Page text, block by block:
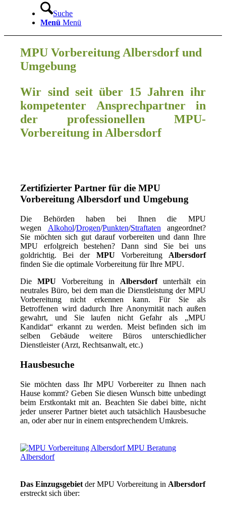
Suche
Menü Menü
MPU Vorbereitung Albersdorf und
Umgebung
Wir sind seit über 15 Jahren ihr
kompetenter Ansprechpartner in
der professionellen MPU-
Vorbereitung in Albersdorf
Zertifizierter Partner für die MPU
Vorbereitung Albersdorf und Umgebung
Die Behörden haben bei Ihnen die MPU
wegen Alkohol/Drogen/Punkten/Straftaten angeordnet?
Sie möchten sich gut darauf vorbereiten und dann Ihre
MPU erfolgreich bestehen? Dann sind Sie bei uns
goldrichtig. Bei der MPU Vorbereitung Albersdorf
finden Sie die optimale Vorbereitung für Ihre MPU.
DieMPU Vorbereitung in Albersdorfunterhält ein
neutrales Büro, bei dem man die Dienstleistung der MPU
Vorbereitung nicht erkennen kann. Für Sie als
Betroffenen wird dadurch Ihre Anonymität nach außen
gewahrt, und Sie laufen nicht Gefahr als „MPU
Kandidat“ erkannt zu werden. Meist befinden sich im
selben Gebäude weitere Büros unterschiedlicher
Dienstleister (Arzt, Rechtsanwalt, etc.)
Hausbesuche
Sie möchten dass Ihr MPU Vorbereiter zu Ihnen nach
Hause kommt? Geben Sie diesen Wunsch bitte unbedingt
beim Erstkontakt mit an. Beachten Sie dabei bitte, nicht
jeder unserer Partner bietet auch tatsächlich Hausbesuche
an, oder aber nur in einem entsprechendem Umkreis.
Das Einzugsgebietder MPU Vorbereitung in Albersdorf
erstreckt sich über: